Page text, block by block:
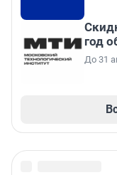
год
До 31